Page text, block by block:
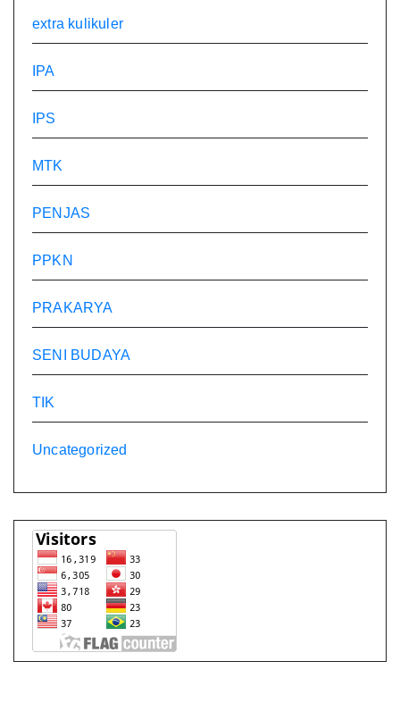
extra kulikuler
IPA
IPS
MTK
PENJAS
PPKN
PRAKARYA
SENI BUDAYA
TIK
Uncategorized